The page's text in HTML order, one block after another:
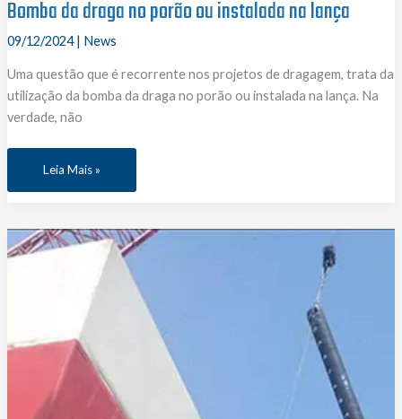
Bomba da draga no porão ou instalada na lança
09/12/2024| News
Uma questão que é recorrente nos projetos de dragagem, trata da
utilização da bomba da draga no porão ou instalada na lança. Na
verdade, não
Bomba
draga
ou
instalada
na
Leia Mais »